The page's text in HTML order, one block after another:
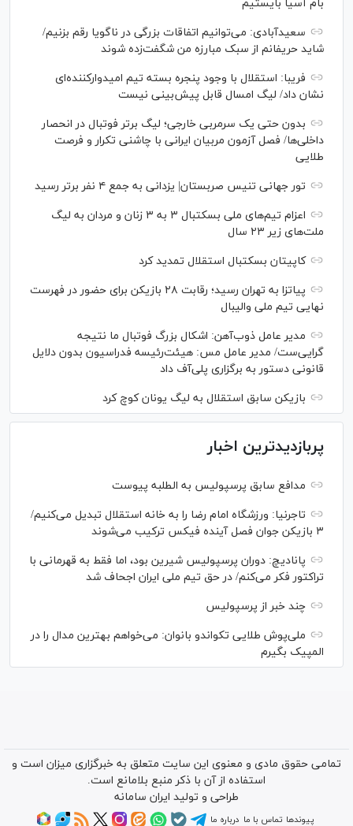
بام آسیا بایستیم
سعیدآبادی: می‌توانیم اتفاقات بزرگی در ناگویا رقم بزنیم/
شاید حریفانم از سبک مبارزه من شگفت‌زده شوند
فریبا: استقلال با وجود پنجره بسته تیم امیدوارکننده‌ای
نشان داد/ لیگ امسال قابل پیش‌بینی نیست
بدون حتی یک سرمربی خارجی؛ لیگ برتر فوتبال در انحصار
داخلی‌ها/ فصل آزمون مربیان ایرانی با چاشنی تکرار و فرصت
طلایی
تور جهانی تنیس صربستان| یزدانی به جمع ۴ نفر برتر رسید
اعزام تیم‌های ملی بسکتبال ۳ به ۳ زنان و مردان به لیگ
ملت‌های زیر ۲۳ سال
کاپیتان بسکتبال استقلال تمدید کرد
پیاتزا به تهران رسید؛ رقابت ۲۸ بازیکن برای حضور در فهرست
نهایی تیم ملی والیبال
مدیر عامل ذوب‌آهن: اشکال بزرگ فوتبال ما نتیجه
گرایی‌ست/ مدیر عامل مس: هیئت‌رئیسه فدراسیون بدون دلایل
قانونی دستور به برگزاری پلی‌آف داد
بازیکن سابق استقلال به لیگ یونان کوچ کرد
پربازدیدترین اخبار
مدافع سابق پرسپولیس به الطلبه پیوست
تاجرنیا: ورزشگاه امام رضا را به خانه استقلال تبدیل می‌کنیم/
۳ بازیکن جوان فصل آینده فیکس ترکیب می‌شوند
پانادیچ: دوران پرسپولیس شیرین بود، اما فقط به قهرمانی با
تراکتور فکر می‌کنم/ در حق تیم ملی ایران اجحاف شد
چند خبر از پرسپولیس
ملی‌پوش‌ طلایی تکواندو بانوان: می‌خواهم بهترین مدال را در
المپیک بگیرم
تمامی حقوق مادی و معنوی این سایت متعلق به خبرگزاری میزان است و
استفاده از آن با ذکر منبع بلامانع است.
طراحی و تولید ایران سامانه
پیوندها تماس با ما درباره ما